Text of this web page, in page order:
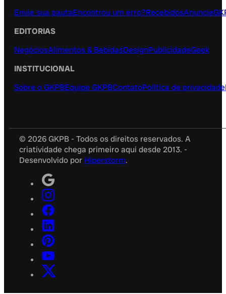
Envie sua pautaEncontrou um erro?RecebidosAnuncie
EDITORIAS
NegóciosAlimentos & BebidasDesignPublicidadeGeek
INSTITUCIONAL
Sobre o GKPBEquipe GKPBContatoPolítica de privacidade
© 2026 GKPB - Todos os direitos reservados. A
criatividade chega primeiro aqui desde 2013. -
Desenvolvido por Hiperstorm.